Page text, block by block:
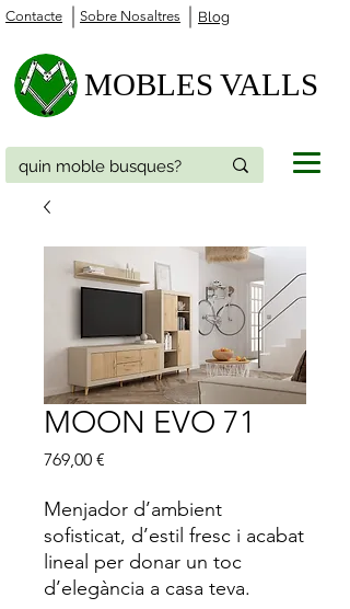
Contacte Blog
Sobre Nosaltres
MOBLES VALLS
MOON EVO 71
769,00 €
Menjador d’ambient
sofisticat, d’estil fresc i acabat
lineal per donar un toc
d’elegància a casa teva.